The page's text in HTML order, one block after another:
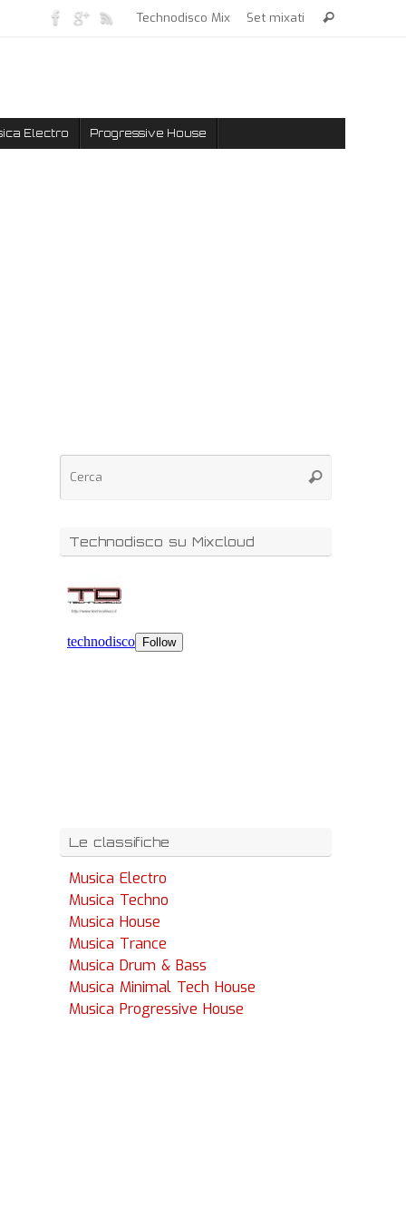
Technodisco Mix Set mixati
Electro Progressive House
Technodisco su Mixcloud
Le classifiche
Musica Electro
Musica Techno
Musica House
Musica Trance
Musica Drum & Bass
Musica Minimal Tech House
Musica Progressive House